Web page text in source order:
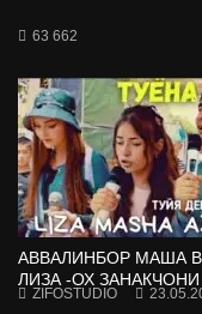
63 662
АВВАЛИНБОР МАША
ЛИЗА -ОХ
ZIFOSTUDIO